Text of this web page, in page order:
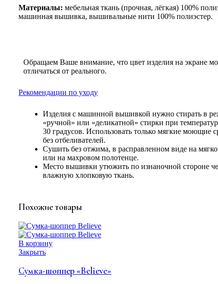
Материалы: мебельная ткань (прочная, лёгкая)​ 100%
машинная вышивка, вышивальные нити 100% полиэстер.
Обращаем Ваше внимание, что цвет изделия на экране
отличаться от реального.
Рекомендации по уходу
Изделия с машинной вышивкой нужно стирать в
«ручной» или «деликатной» стирки при
30 градусов. Использовать только мягкие моющие
без отбеливателей.
Сушить без отжима, в расправленном виде на
или на махровом полотенце.
Место вышивки утюжить по изнаночной стороне
влажную хлопковую ткань.
Похожие товары
В корзину
Закрыть
Сумка-шоппер «Believe»